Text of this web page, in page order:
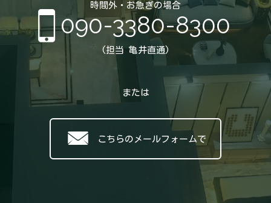
時間外・お急ぎの場合
090-3380-8300
(担当 亀井直通)
または
こちらのメールフォームで